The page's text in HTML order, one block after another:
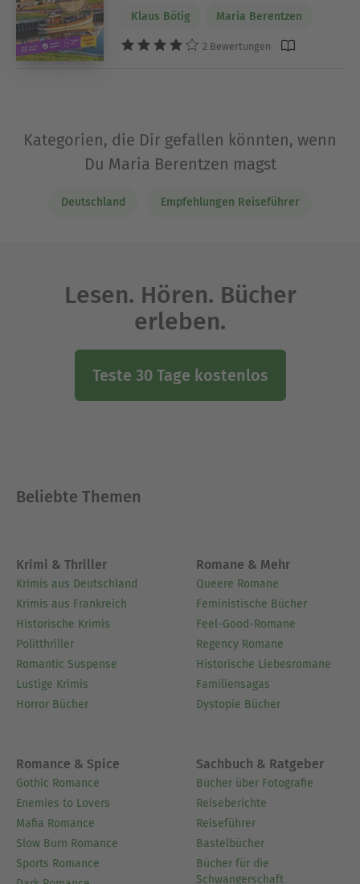
Klaus Bötig Maria Berentzen
2 Bewertungen
Kategorien, die Dir gefallen könnten, wenn
Du Maria Berentzen magst
Deutschland Empfehlungen Reiseführer
Lesen. Hören. Bücher
erleben.
Teste 30 Tage kostenlos
Beliebte Themen
Krimi & Thriller
Krimis aus Deutschland
Krimis aus Frankreich
Historische Krimis
Politthriller
Romantic Suspense
Lustige Krimis
Horror Bücher
Romane & Mehr
Queere Romane
Feministische Bücher
Feel-Good-Romane
Regency Romane
Historische Liebesromane
Familiensagas
Dystopie Bücher
Romance & Spice
Gothic Romance
Enemies to Lovers
Mafia Romance
Slow Burn Romance
Sports Romance
Sachbuch & Ratgeber
Bücher über Fotografie
Reiseberichte
Reiseführer
Bastelbücher
Bücher für die
Schwangerschaft